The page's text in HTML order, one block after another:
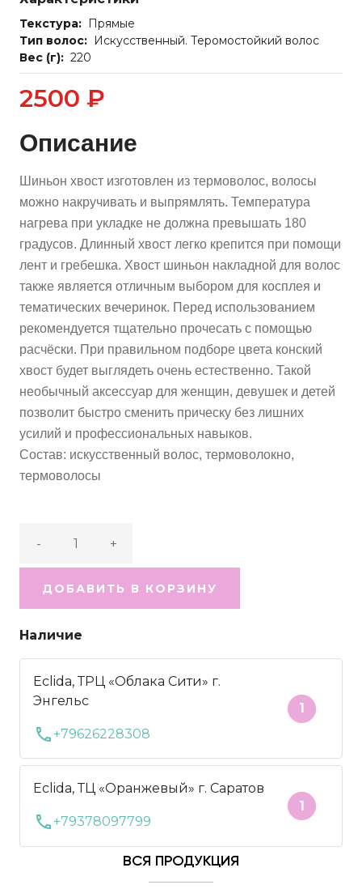
Текстура: Прямые
Тип волос: Искусственный. Теромостойкий волос
Вес (г): 220
2500 ₽
Описание
Шиньон хвост изготовлен из термоволос, волосы
можно накручивать и выпрямлять. Температура
нагрева при укладке не должна превышать 180
градусов. Длинный хвост легко крепится при помощи
лент и гребешка. Хвост шиньон накладной для волос
также является отличным выбором для косплея и
тематических вечеринок. Перед использованием
рекомендуется тщательно прочесать с помощью
расчёски. При правильном подборе цвета конский
хвост будет выглядеть очень естественно. Такой
необычный аксессуар для женщин, девушек и детей
позволит быстро сменить прическу без лишних
усилий и профессиональных навыков.
Состав: искусственный волос, термоволокно,
термоволосы
- +
ДОБАВИТЬ В КОРЗИНУ
Наличие
Eclida, ТРЦ «Облака Сити» г.
Энгельс
call +79626228308
1
Eclida, ТЦ «Оранжевый» г. Саратов
call +79378097799
1
ВСЯ ПРОДУКЦИЯ